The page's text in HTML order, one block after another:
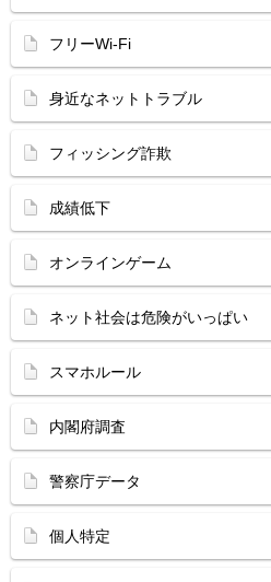
フリーWi-Fi
身近なネットトラブル
フィッシング詐欺
成績低下
オンラインゲーム
ネット社会は危険がいっぱい
スマホルール
内閣府調査
警察庁データ
個人特定